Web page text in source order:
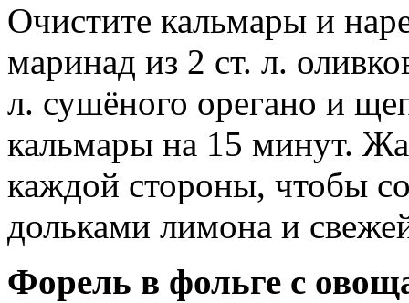
Очистите кальмары и
маринад из 2 ст. л.
л. сушёного орегано и
кальмары на 15 минут.
каждой стороны, чтобы
дольками лимона и
Форель в фольге с